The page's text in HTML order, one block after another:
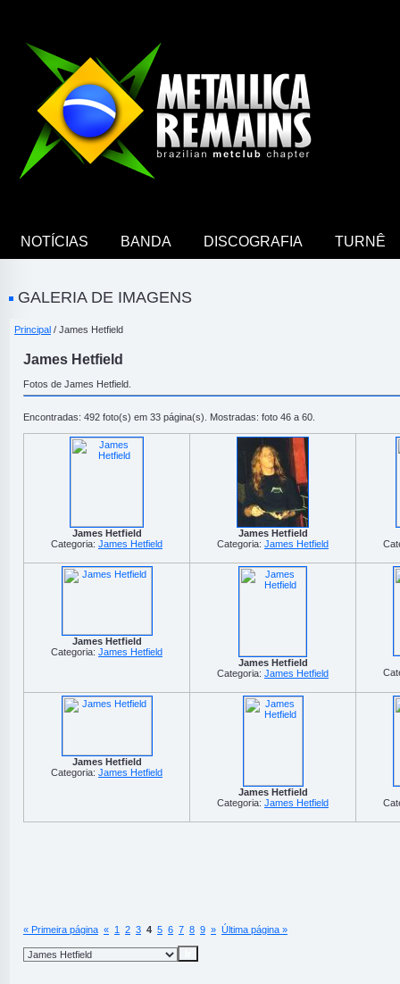
NOTÍCIAS BANDA DISCOGRAFIA TURNÊ
GALERIA DE IMAGENS
Principal / James Hetfield
James Hetfield
Fotos de James Hetfield.
Encontradas: 492 foto(s) em 33 página(s). Mostradas: foto 46 a 60.
James Hetfield
Categoria: James Hetfield
James Hetfield
Categoria: James Hetfield
James Hetfield
Categoria: James Hetfield
James Hetfield
Categoria: James Hetfield
James Hetfield
Categoria: James Hetfield
James Hetfield
Categoria: James Hetfield
« Primeira página « 1 2 3 4 5 6 7 8 9 » Última página »